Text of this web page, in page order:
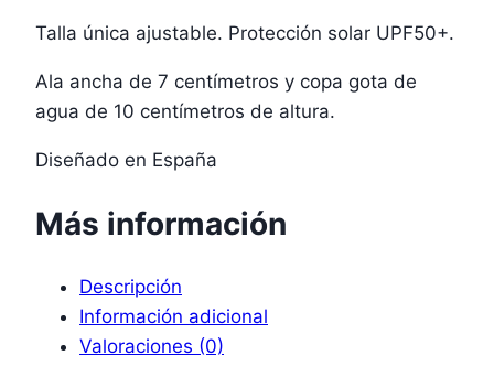
Talla única ajustable. Protección solar UPF50+.
Ala ancha de 7 centímetros y copa gota de
agua de 10 centímetros de altura.
Diseñado en España
Más información
Descripción
Información adicional
Valoraciones (0)